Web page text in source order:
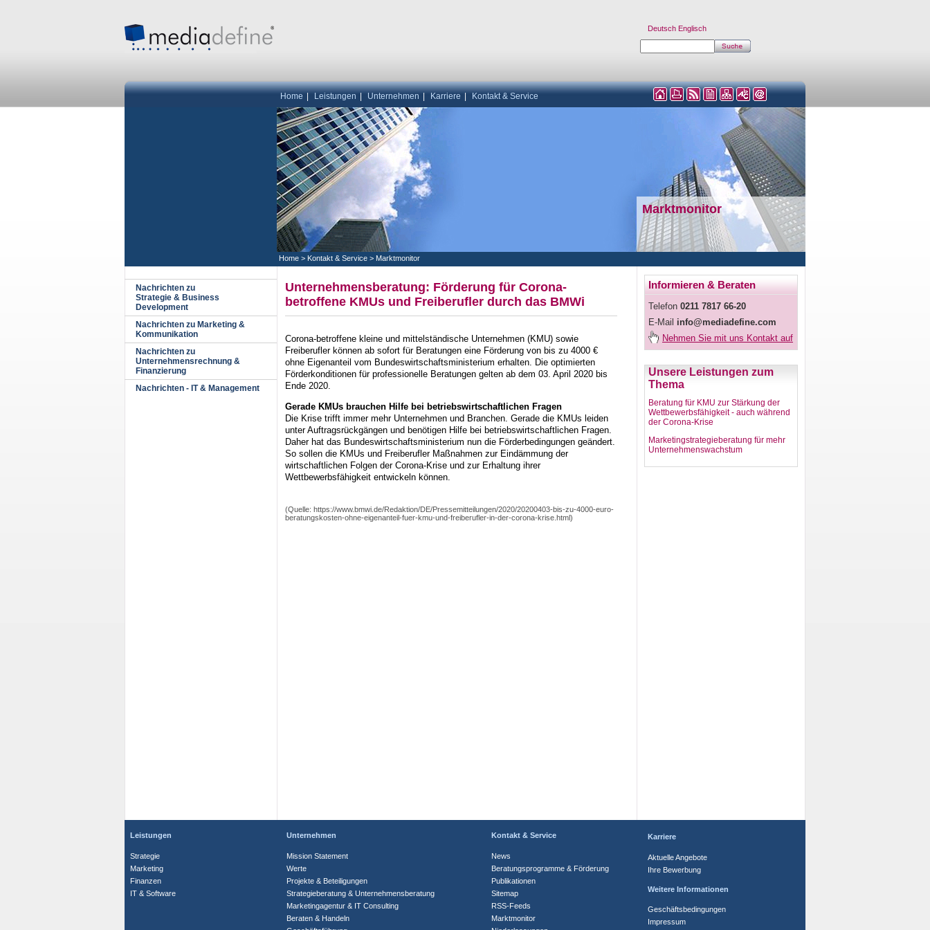
Home Leistungen Unternehmen Karriere Kontakt & Service
Deutsch Englisch
Home > Kontakt & Service > Marktmonitor
Nachrichten zu
Strategie & Business
Development
Nachrichten zu Marketing &
Kommunikation
Nachrichten zu
Unternehmensrechnung &
Finanzierung
Nachrichten - IT & Management
Marktmonitor
Unsere Leistungen zum
Thema
Beratung für KMU zur Stärkung der
Wettbewerbsfähigkeit - auch während
der Corona-Krise
Marketingstrategieberatung für mehr
Unternehmenswachstum
Unternehmensberatung: Förderung für Corona-
betroffene KMUs und Freiberufler durch das BMWi
Corona-betroffene kleine und mittelständische Unternehmen (KMU) sowie
Freiberufler können ab sofort für Beratungen eine Förderung von bis zu 4000 €
ohne Eigenanteil vom Bundeswirtschaftsministerium erhalten. Die optimierten
Förderkonditionen für professionelle Beratungen gelten ab dem 03. April 2020 bis
Ende 2020.
Gerade KMUs brauchen Hilfe bei betriebswirtschaftlichen Fragen
Die Krise trifft immer mehr Unternehmen und Branchen. Gerade die KMUs leiden
unter Auftragsrückgängen und benötigen Hilfe bei betriebswirtschaftlichen Fragen.
Daher hat das Bundeswirtschaftsministerium nun die Förderbedingungen geändert.
So sollen die KMUs und Freiberufler Maßnahmen zur Eindämmung der
wirtschaftlichen Folgen der Corona-Krise und zur Erhaltung ihrer
Wettbewerbsfähigkeit entwickeln können.
(Quelle: https://www.bmwi.de/Redaktion/DE/Pressemitteilungen/2020/20200403-bis-zu-4000-euro-
beratungskosten-ohne-eigenanteil-fuer-kmu-und-freiberufler-in-der-corona-krise.html)
Informieren & Beraten
Telefon 0211 7817 66-20
E-Mail info@mediadefine.com
Nehmen Sie mit uns Kontakt auf
Leistungen
Strategie
Marketing
Finanzen
IT & Software
Unternehmen
Mission Statement
Werte
Projekte & Beteiligungen
Strategieberatung & Unternehmensberatung
Marketingagentur & IT Consulting
Beraten & Handeln
Kontakt & Service
News
Beratungsprogramme & Förderung
Publikationen
Sitemap
RSS-Feeds
Marktmonitor
Karriere
Aktuelle Angebote
Ihre Bewerbung
Weitere Informationen
Geschäftsbedingungen
Impressum